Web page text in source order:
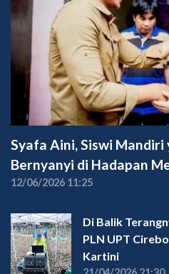
Syafa Aini, Siswi Mandiri
Bernyanyi di Hadapan
12/06/2026 11:25
Di Balik
PLN UPT
Kartini